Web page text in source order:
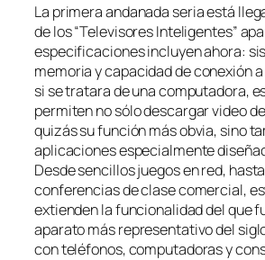
La primera andanada seria está
de los “Televisores Inteligentes”
especificaciones incluyen ahora:
memoria y capacidad de conexión
si se tratara de una computadora,
permiten no sólo descargar video
quizás su función más obvia, sino
aplicaciones especialmente
Desde sencillos juegos en red,
conferencias de clase comercial,
extienden la funcionalidad del que
aparato más representativo del
con teléfonos, computadoras y